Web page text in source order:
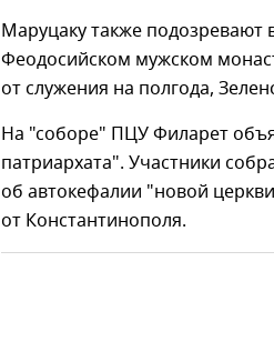
Маруцаку также подозревают
Феодосийском мужском
от служения на полгода,
На "соборе" ПЦУ Филарет
патриархата". Участники
об автокефалии "новой
от Константинополя.